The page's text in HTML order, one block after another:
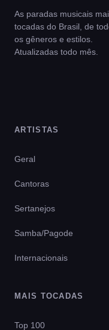
As paradas musicais
tocadas do Brasil, de
os gêneros e estilos.
Atualizadas todo mês.
ARTISTAS
Geral
Cantoras
Sertanejos
Samba/Pagode
Internacionais
MAIS TOCADAS
Top 100